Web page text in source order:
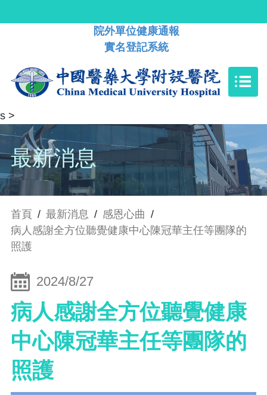
院外單位健康通報
實名登記系統
s >
最新消息
首頁 / 最新消息 / 感恩心曲 /
病人感謝全方位聽覺健康中心陳冠華主任等團隊的
照護
2024/8/27
病人感謝全方位聽覺健康
中心陳冠華主任等團隊的
照護